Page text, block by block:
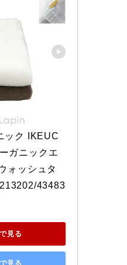
ック IKEUC
ガニックエ
ォッシュタ
43483
見る
見る